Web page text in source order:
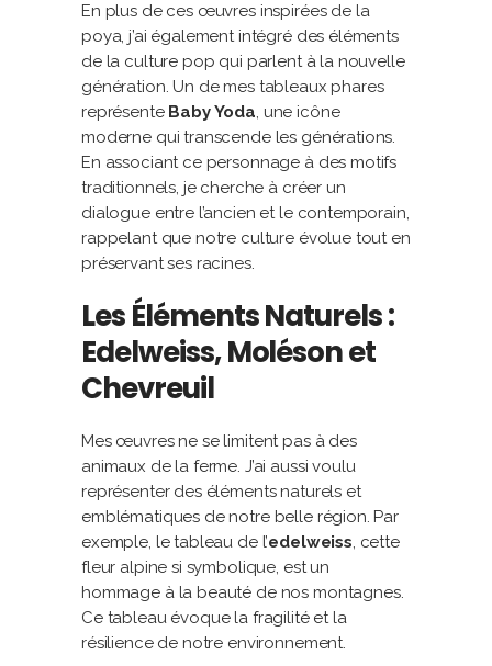
En plus de ces œuvres inspirées de la
poya, j’ai également intégré des éléments
de la culture pop qui parlent à la nouvelle
génération. Un de mes tableaux phares
représente Baby Yoda, une icône
moderne qui transcende les générations.
En associant ce personnage à des motifs
traditionnels, je cherche à créer un
dialogue entre l’ancien et le contemporain,
rappelant que notre culture évolue tout en
préservant ses racines.
Les Éléments Naturels :
Edelweiss, Moléson et
Chevreuil
Mes œuvres ne se limitent pas à des
animaux de la ferme. J’ai aussi voulu
représenter des éléments naturels et
emblématiques de notre belle région. Par
exemple, le tableau de l’edelweiss, cette
fleur alpine si symbolique, est un
hommage à la beauté de nos montagnes.
Ce tableau évoque la fragilité et la
résilience de notre environnement.